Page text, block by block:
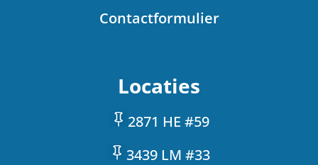
Contactformulier
Locaties
2871 HE #59
3439 LM #33